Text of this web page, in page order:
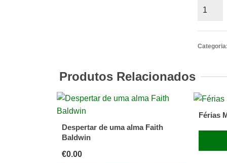
Viveram
Para
de
Produtos Relacionados
Despertar de uma alma Faith
Baldwin
€0.00
Férias